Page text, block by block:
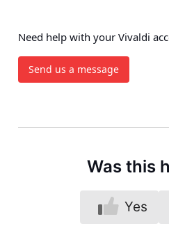
Need help with your Vivaldi
Send us a message
Was this
Yes